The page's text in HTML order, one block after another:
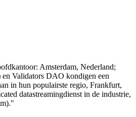
Amsterdam, Nederland;
Validators DAO kondigen een
in hun populairste regio, Frankfurt,
datastreamingdienst in de industrie,